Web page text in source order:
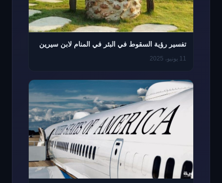
تفسير رؤية السقوط في البئر في المنام لابن سيرين
11 يونيو، 2025